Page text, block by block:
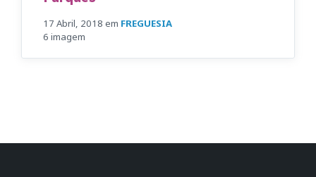
17 Abril, 2018 em FREGUESIA
6 imagem